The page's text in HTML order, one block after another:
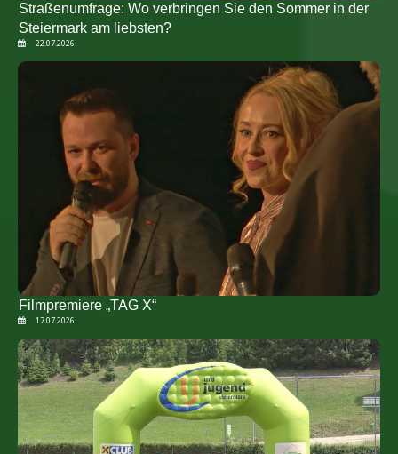
Straßenumfrage: Wo verbringen Sie den Sommer in der
Steiermark am liebsten?
22.07.2026
Filmpremiere „TAG X“
17.07.2026